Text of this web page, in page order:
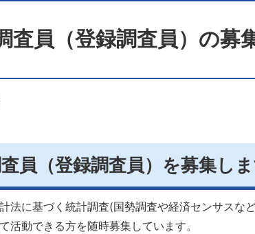
査員（登録調査員）の募
員（登録調査員）を募集し
法に基づく統計調査(国勢調査や経済センサスな
活動できる方を随時募集しています。